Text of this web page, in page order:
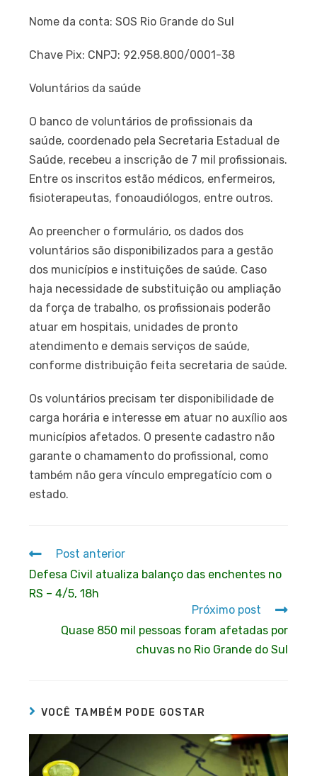
Nome da conta: SOS Rio Grande do Sul
Chave Pix: CNPJ: 92.958.800/0001-38
Voluntários da saúde
O banco de voluntários de profissionais da
saúde, coordenado pela Secretaria Estadual de
Saúde, recebeu a inscrição de 7 mil profissionais.
Entre os inscritos estão médicos, enfermeiros,
fisioterapeutas, fonoaudiólogos, entre outros.
Ao preencher o formulário, os dados dos
voluntários são disponibilizados para a gestão
dos municípios e instituições de saúde. Caso
haja necessidade de substituição ou ampliação
da força de trabalho, os profissionais poderão
atuar em hospitais, unidades de pronto
atendimento e demais serviços de saúde,
conforme distribuição feita secretaria de saúde.
Os voluntários precisam ter disponibilidade de
carga horária e interesse em atuar no auxílio aos
municípios afetados. O presente cadastro não
garante o chamamento do profissional, como
também não gera vínculo empregatício com o
estado.
Post anterior
Defesa Civil atualiza balanço das enchentes no
RS – 4/5, 18h
Próximo post
Quase 850 mil pessoas foram afetadas por
chuvas no Rio Grande do Sul
VOCÊ TAMBÉM PODE GOSTAR